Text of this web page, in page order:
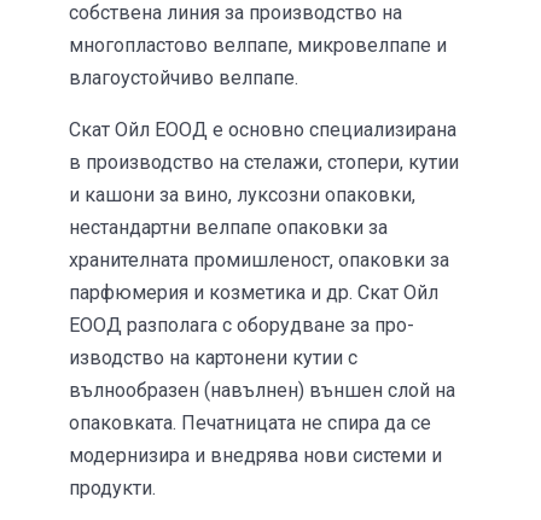
собствена линия за производ­ство на
многопластово велпа­пе, микровел­папе и
влагоустойчиво велпапе.
Скат Ойл ЕООД е основно специализирана
в про­изводство на стелажи, стопери, кутии
и кашони за вино, луксозни опаковки,
нестан­дартни велпапе опаковки за
хранителната промиш­ле­ност, опаковки за
парфюмерия и козметика и др. Скат Ойл
ЕООД разполага с оборудване за про­
изводство на картонени кутии с
вълнообразен (навълнен) външен слой на
опаковката. Печатницата не спира да се
модернизира и внедрява нови системи и
продукти.